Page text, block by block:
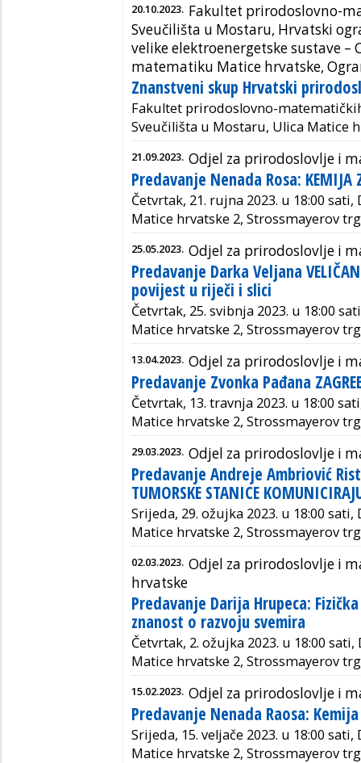
20.10.2023. Fakultet prirodoslovno-
Sveučilišta u Mostaru, Hrvatski
velike elektroenergetske sustave –
matematiku Matice hrvatske,
Znanstveni skup Hrvatski
Fakultet prirodoslovno-
Sveučilišta u Mostaru, Ulica Matice
21.09.2023. Odjel za prirodoslovlje i
Predavanje Nenada Rosa: KEMIJA
Četvrtak, 21. rujna 2023. u 18:00
Matice hrvatske 2, Strossmayerov
25.05.2023. Odjel za prirodoslovlje i
Predavanje Darka Veljana
povijest u riječi i slici
Četvrtak, 25. svibnja 2023. u 18:00
Matice hrvatske 2, Strossmayerov
13.04.2023. Odjel za prirodoslovlje i
Predavanje Zvonka Pađana
Četvrtak, 13. travnja 2023. u 18:00
Matice hrvatske 2, Strossmayerov
29.03.2023. Odjel za prirodoslovlje i
Predavanje Andreje Ambriović
TUMORSKE STANICE
Srijeda, 29. ožujka 2023. u 18:00
Matice hrvatske 2, Strossmayerov
02.03.2023. Odjel za prirodoslovlje i
hrvatske
Predavanje Darija Hrupeca:
znanost o razvoju svemira
Četvrtak, 2. ožujka 2023. u 18:00
Matice hrvatske 2, Strossmayerov
15.02.2023. Odjel za prirodoslovlje i
Predavanje Nenada Raosa:
Srijeda, 15. veljače 2023. u 18:00
Matice hrvatske 2, Strossmayerov